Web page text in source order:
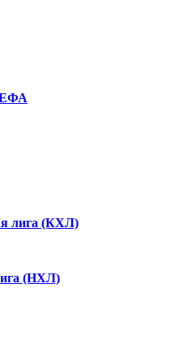
лига (КХЛ)
(НХЛ)